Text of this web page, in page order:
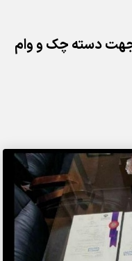
دسته چک و وام